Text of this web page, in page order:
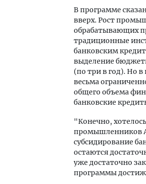
В программе
вверх. Рост
обрабатывающих
традиционные
банковским
выделение
(по три в год). Но
весьма
общего объема
банковские
"Конечно,
промышленников
субсидирование
остаются
уже достаточно
программы